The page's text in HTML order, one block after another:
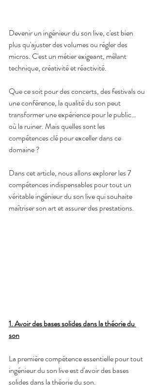
Devenir un ingénieur du son live, c'est bien
plus qu'ajuster des volumes ou régler des
micros. C'est un métier exigeant, mêlant
technique, créativité et réactivité.
Que ce soit pour des concerts, des festivals ou
une conférence, la qualité du son peut
transformer une expérience pour le public…
où la ruiner. Mais quelles sont les
compétences clé pour exceller dans ce
domaine ?
Dans cet article, nous allons explorer les 7
compétences indispensables pour tout un
véritable ingénieur du son live qui souhaite
maîtriser son art et assurer des prestations.
1. Avoir des bases solides dans la théorie du
son
La première compétence essentielle pour tout
ingénieur du son live est d'avoir des bases
solides dans la théorie du son.